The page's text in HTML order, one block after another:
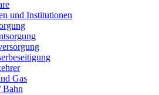
und Institutionen
Gas
Bahn